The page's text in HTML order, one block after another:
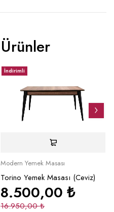
İndirimli
Modern Yemek Masası
Torino Yemek Masası (Ceviz)
16.950,00₺
8.500,00 ₺